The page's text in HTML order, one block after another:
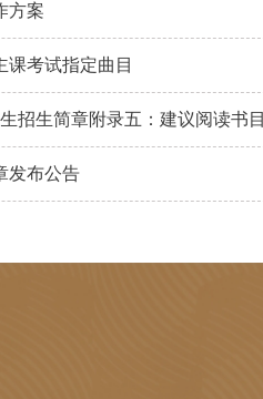
方案
课考试指定曲目
招生简章附录五：建议阅读书目
发布公告